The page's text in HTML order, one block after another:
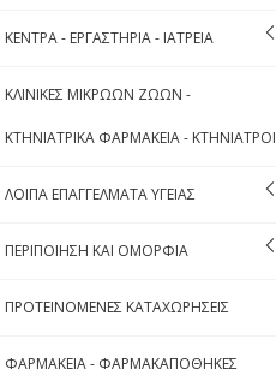
ΚΕΝΤΡΑ - ΕΡΓΑΣΤΗΡΙΑ - ΙΑΤΡΕΙΑ
ΚΛΙΝΙΚΕΣ ΜΙΚΡΩΩΝ ΖΩΩΝ -
ΚΤΗΝΙΑΤΡΙΚΑ ΦΑΡΜΑΚΕΙΑ - ΚΤΗΝΙΑΤΡΟΙ
ΛΟΙΠΑ ΕΠΑΓΓΕΛΜΑΤΑ ΥΓΕΙΑΣ
ΠΕΡΙΠΟΙΗΣΗ ΚΑΙ ΟΜΟΡΦΙΑ
ΠΡΟΤΕΙΝΟΜΕΝΕΣ ΚΑΤΑΧΩΡΗΣΕΙΣ
ΦΑΡΜΑΚΕΙΑ - ΦΑΡΜΑΚΑΠΟΘΗΚΕΣ